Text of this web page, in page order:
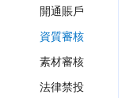
開通賬戶
資質審核
素材審核
法律禁投